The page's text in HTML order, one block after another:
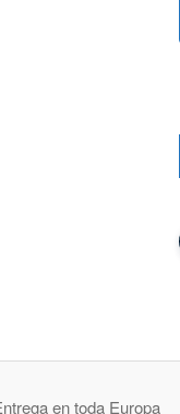
en toda Europa